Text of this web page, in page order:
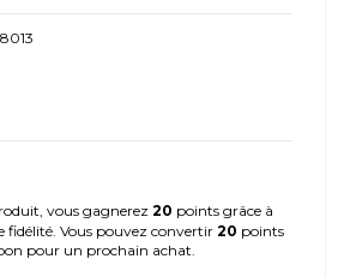
vous gagnerez 20 points grâce à
Vous pouvez convertir 20 points
pour un prochain achat.